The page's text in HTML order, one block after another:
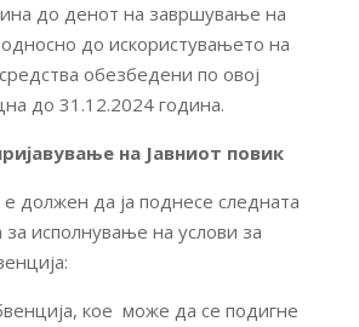
до денот на завршување на
односно до искористувањето на
обезбедени по овој
до 31.12.2024 година.
на Јавниот повик
должен да ја поднесе следната
за исполнување на услови за
кое може да се подигне